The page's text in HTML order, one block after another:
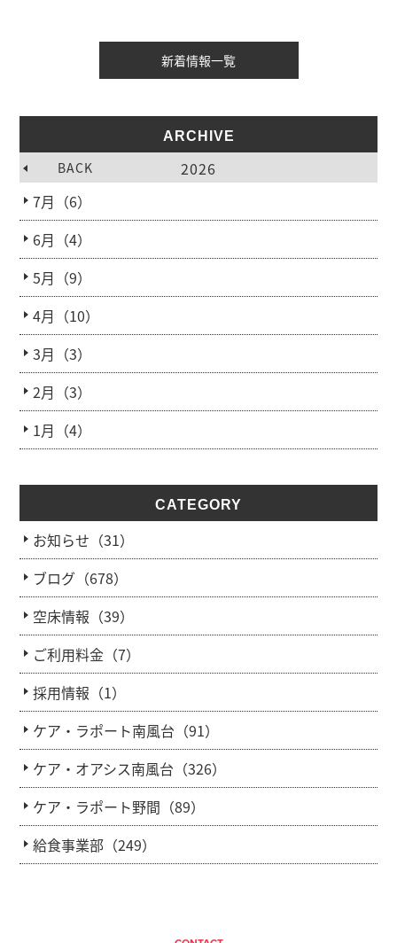
新着情報一覧
ARCHIVE
BACK
2026
7月（6）
6月（4）
5月（9）
4月（10）
3月（3）
2月（3）
1月（4）
CATEGORY
お知らせ（31）
ブログ（678）
空床情報（39）
ご利用料金（7）
採用情報（1）
ケア・ラポート南風台（91）
ケア・オアシス南風台（326）
ケア・ラポート野間（89）
給食事業部（249）